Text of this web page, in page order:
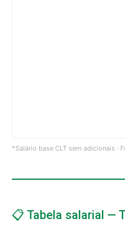
*Salário base CLT sem adicionais ·
📋 Tabela salarial —